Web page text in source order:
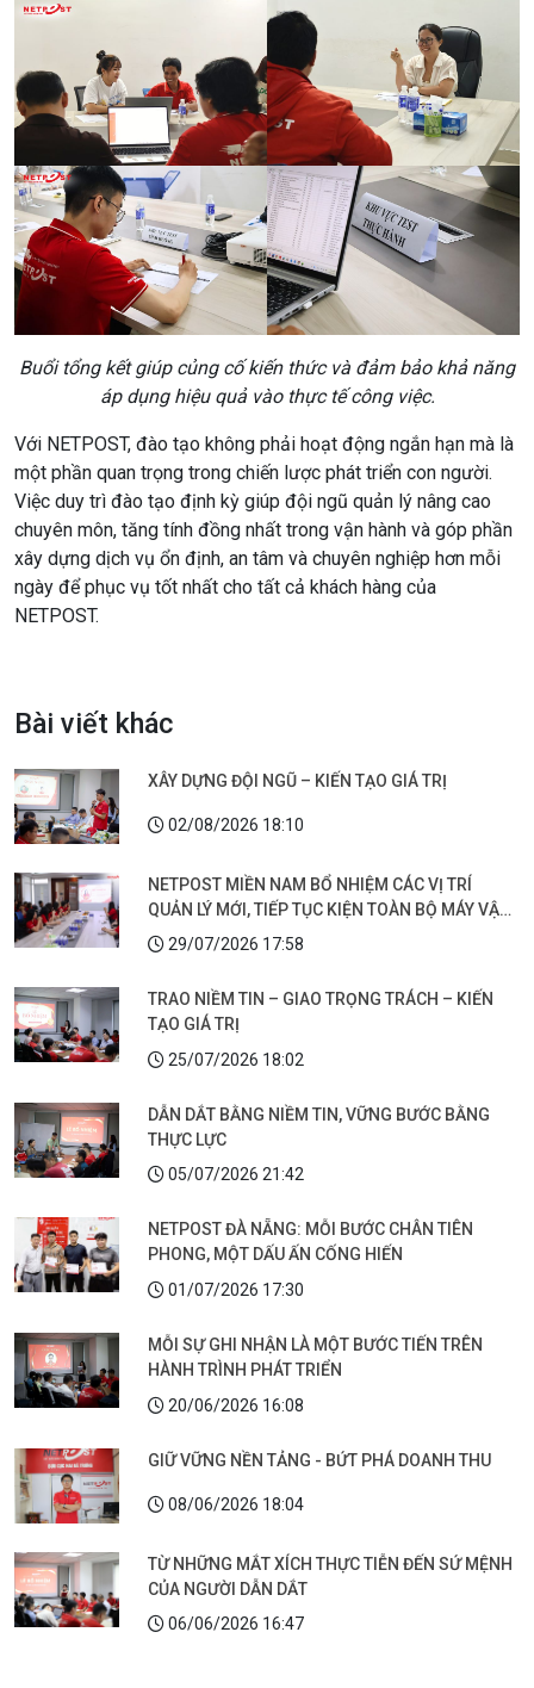
Buổi tổng kết giúp củng cố kiến thức và đảm bảo khả năng
áp dụng hiệu quả vào thực tế công việc.
Với NETPOST, đào tạo không phải hoạt động ngắn hạn mà là
một phần quan trọng trong chiến lược phát triển con người.
Việc duy trì đào tạo định kỳ giúp đội ngũ quản lý nâng cao
chuyên môn, tăng tính đồng nhất trong vận hành và góp phần
xây dựng dịch vụ ổn định, an tâm và chuyên nghiệp hơn mỗi
ngày để phục vụ tốt nhất cho tất cả khách hàng của
NETPOST.
Bài viết khác
XÂY DỰNG ĐỘI NGŨ – KIẾN TẠO GIÁ TRỊ
02/08/2026 18:10
NETPOST MIỀN NAM BỔ NHIỆM CÁC VỊ TRÍ
QUẢN LÝ MỚI, TIẾP TỤC KIỆN TOÀN BỘ MÁY VẬN
HÀNH
29/07/2026 17:58
TRAO NIỀM TIN – GIAO TRỌNG TRÁCH – KIẾN
TẠO GIÁ TRỊ
25/07/2026 18:02
DẪN DẮT BẰNG NIỀM TIN, VỮNG BƯỚC BẰNG
THỰC LỰC
05/07/2026 21:42
NETPOST ĐÀ NẴNG: MỖI BƯỚC CHÂN TIÊN
PHONG, MỘT DẤU ẤN CỐNG HIẾN
01/07/2026 17:30
MỖI SỰ GHI NHẬN LÀ MỘT BƯỚC TIẾN TRÊN
HÀNH TRÌNH PHÁT TRIỂN
20/06/2026 16:08
GIỮ VỮNG NỀN TẢNG - BỨT PHÁ DOANH THU
08/06/2026 18:04
TỪ NHỮNG MẮT XÍCH THỰC TIỄN ĐẾN SỨ MỆNH
CỦA NGƯỜI DẪN DẮT
06/06/2026 16:47